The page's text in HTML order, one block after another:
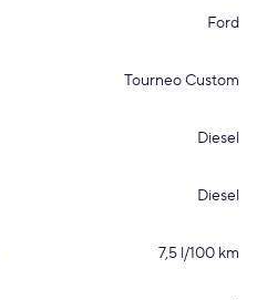
Ford
Tourneo Custom
Diesel
Diesel
7,5 l/100 km